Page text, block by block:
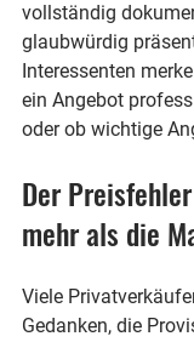
vollständig
glaubwürdig
Interessenten
ein Angebot
oder ob wichtige
Der
mehr als die
Viele
Gedanken, die